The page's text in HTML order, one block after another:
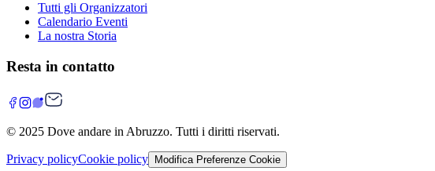
Tutti gli Organizzatori
Calendario Eventi
La nostra Storia
Resta in contatto
© 2025 Dove andare in Abruzzo. Tutti i diritti riservati.
Privacy policyCookie policy Modifica Preferenze Cookie